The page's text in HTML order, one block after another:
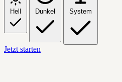
Hell Dunkel System
Jetzt starten